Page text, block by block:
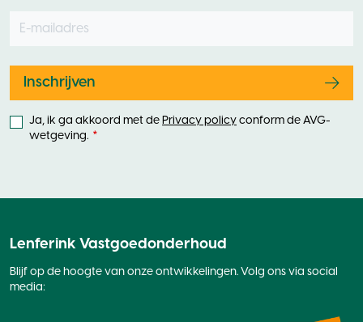
Leave
blank
Inschrijven
Ja, ik ga akkoord met de Privacy policy conform de AVG-
wetgeving.
Lenferink Vastgoedonderhoud
Blijf op de hoogte van onze ontwikkelingen. Volg ons via social
media: